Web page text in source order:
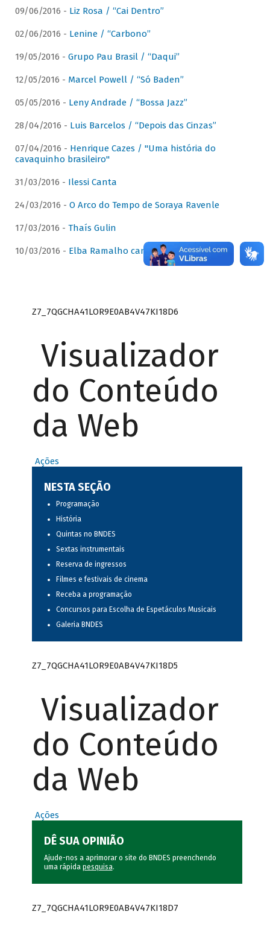
09/06/2016 - Liz Rosa / “Cai Dentro”
02/06/2016 - Lenine / “Carbono”
19/05/2016 - Grupo Pau Brasil / “Daqui”
12/05/2016 - Marcel Powell / “Só Baden”
05/05/2016 - Leny Andrade / “Bossa Jazz”
28/04/2016 - Luis Barcelos / “Depois das Cinzas”
07/04/2016 - Henrique Cazes / "Uma história do
cavaquinho brasileiro"
31/03/2016 - Ilessi Canta
24/03/2016 - O Arco do Tempo de Soraya Ravenle
17/03/2016 - Thaís Gulin
10/03/2016 - Elba Ramalho canta Dominguinhos
Z7_7QGCHA41LOR9E0AB4V47KI18D6
Visualizador
do Conteúdo
da Web
Ações
NESTA SEÇÃO
Programação
História
Quintas no BNDES
Sextas instrumentais
Reserva de ingressos
Filmes e festivais de cinema
Receba a programação
Concursos para Escolha de Espetáculos Musicais
Galeria BNDES
Z7_7QGCHA41LOR9E0AB4V47KI18D5
Visualizador
do Conteúdo
da Web
Ações
DÊ SUA OPINIÃO
Ajude-nos a aprimorar o site do BNDES preenchendo
uma rápida pesquisa.
Z7_7QGCHA41LOR9E0AB4V47KI18D7